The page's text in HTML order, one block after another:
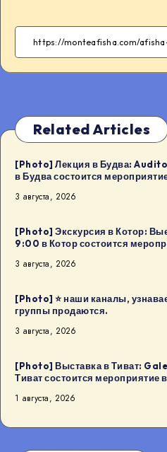
Related Articles
[Photo] Лекция в Будва:
в Будва состоится
3 августа, 2026
[Photo] Экскурсия в Котор:
9:00 в Котор состоится
3 августа, 2026
[Photo] ⭐️ наши каналы,
группы продаются.
3 августа, 2026
[Photo] Выставка в Тиват:
Тиват состоится
1 августа, 2026